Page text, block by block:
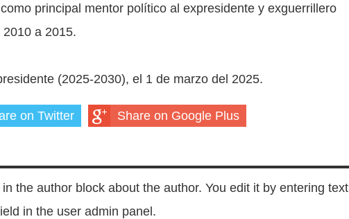
principal mentor político al expresidente y exguerrillero
a 2015.
(2025-2030), el 1 de marzo del 2025.
on Twitter Share on Google Plus
the author block about the author. You edit it by entering text
in the user admin panel.